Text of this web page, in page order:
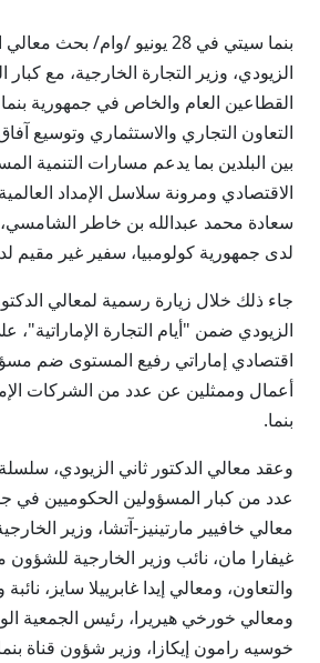
بنما سيتي في 28 يونيو /وام/
الزيودي، وزير التجارة الخارجية، مع
القطاعين العام والخاص في جمهورية
التعاون التجاري والاستثماري وتوسيع
بين البلدين بما يدعم مسارات التنمية
الاقتصادي ومرونة سلاسل الإمداد
سعادة محمد عبدالله بن خاطر الشامسي،
لدى جمهورية كولومبيا، سفير غير مقيم
جاء ذلك خلال زيارة رسمية لمعالي
الزيودي ضمن "أيام التجارة
اقتصادي إماراتي رفيع المستوى ضم
أعمال وممثلين عن عدد من الشركات
بنما.
وعقد معالي الدكتور ثاني الزيودي،
عدد من كبار المسؤولين الحكوميين في
معالي خافيير مارتينيز-آتشا، وزير
غيفارا مان، نائب وزير الخارجية للشؤون
والتعاون، ومعالي إيدا غابرييلا سايز، نائبة
ومعالي خورخي هيريرا، رئيس الجمعية
خوسيه رامون إيكازا، وزير شؤون قناة